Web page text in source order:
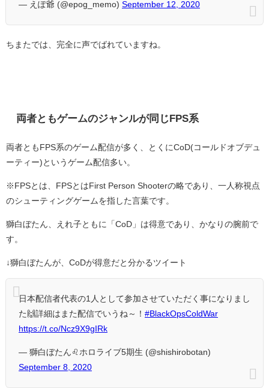
— えぽ爺 (@epog_memo) September 12, 2020
ちまたでは、完全に声でばれていますね。
両者ともゲームのジャンルが同じFPS系
両者ともFPS系のゲーム配信が多く、とくにCoD(コールドオブデュ
ーティー)というゲーム配信多い。
※FPSとは、FPSとはFirst Person Shooterの略であり、一人称視点
のシューティングゲームを指した言葉です。
獅白ぼたん、えれ子ともに「CoD」は得意であり、かなりの腕前で
す。
↓獅白ぼたんが、CoDが得意だと分かるツイート
日本配信者代表の1人として参加させていただく事になりまし
た🙌詳細はまた配信でいうね～！ #BlackOpsColdWar
https://t.co/Ncz9X9gIRk
— 獅白ぼたん♌ホロライブ5期生 (@shishirobotan)
September 8, 2020